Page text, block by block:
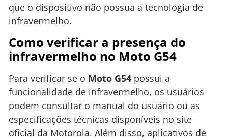
que o dispositivo não possua a tecnologia de
infravermelho.
Como verificar a presença do
infravermelho no Moto G54
Para verificar se o Moto G54 possui a
funcionalidade de infravermelho, os usuários
podem consultar o manual do usuário ou as
especificações técnicas disponíveis no site
oficial da Motorola. Além disso, aplicativos de